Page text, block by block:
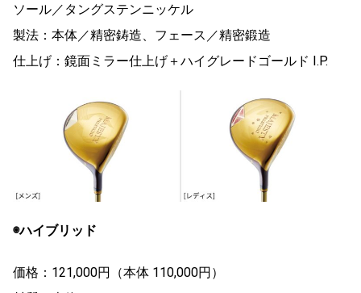
ソール／タングステンニッケル
製法：本体／精密鋳造、フェース／精密鍛造
仕上げ：鏡面ミラー仕上げ＋ハイグレードゴールド I.P.
◉ハイブリッド
価格：121,000円（本体 110,000円）